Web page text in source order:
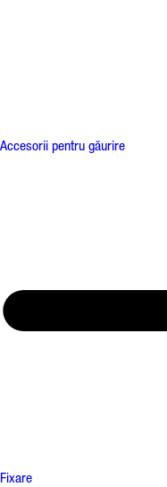
Accesorii pentru găurire
Fixare